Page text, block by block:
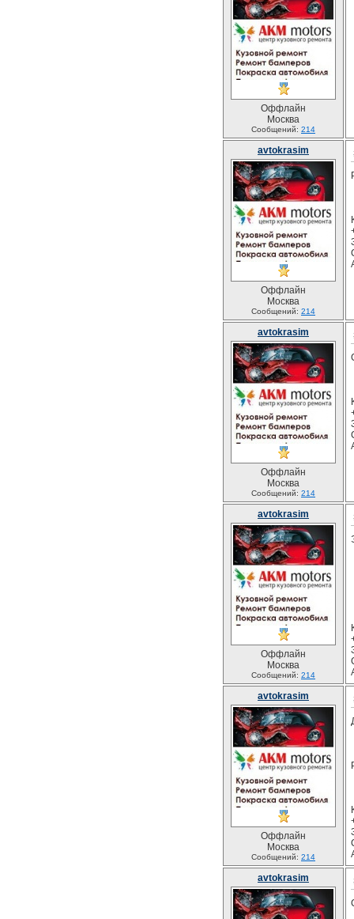
Оффлайн
Москва
Сообщений: 214
avtokrasim
Оффлайн
Москва
Сообщений: 214
avtokrasim
Оффлайн
Москва
Сообщений: 214
avtokrasim
Оффлайн
Москва
Сообщений: 214
avtokrasim
Оффлайн
Москва
Сообщений: 214
avtokrasim